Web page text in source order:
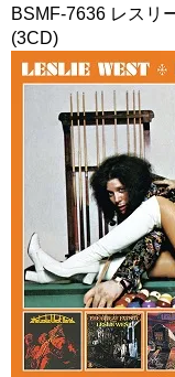
BSMF-7636 レスリ
(3CD)